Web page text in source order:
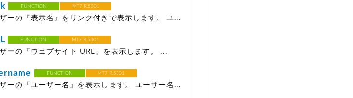
FUNCTION MT7 R.5301
ーの『表示名』をリンク付きで表示します。 ユ...
FUNCTION MT7 R.5301
ーの『ウェブサイト URL』を表示します。 ...
FUNCTION MT7 R.5301
ーの『ユーザー名』を表示します。 ユーザー名...